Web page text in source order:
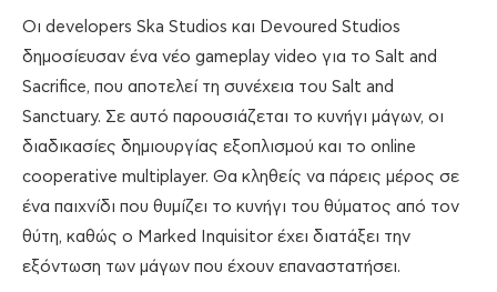
Οι developers Ska Studios και Devoured Studios
δημοσίευσαν ένα νέο gameplay video για το Salt and
Sacrifice, που αποτελεί τη συνέχεια του Salt and
Sanctuary. Σε αυτό παρουσιάζεται το κυνήγι μάγων, οι
διαδικασίες δημιουργίας εξοπλισμού και το online
cooperative multiplayer. Θα κληθείς να πάρεις μέρος σε
ένα παιχνίδι που θυμίζει το κυνήγι του θύματος από τον
θύτη, καθώς ο Marked Inquisitor έχει διατάξει την
εξόντωση των μάγων που έχουν επαναστατήσει.